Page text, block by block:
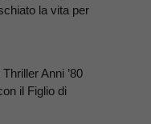
la vita per
Anni ’80
il Figlio di